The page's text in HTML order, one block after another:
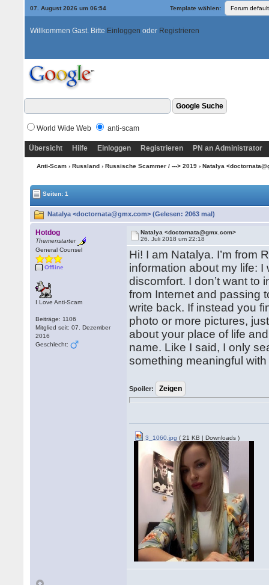
07. August 2026 um 06:54 Template wählen:
Willkommen Gast. Bitte Einloggen oder Registrieren
World Wide Web anti-scam
Übersicht Hilfe Einloggen Registrieren PN an Administrator
Anti-Scam› Russland› Russische Scammer / ---> 2019› Natalya
Seiten: 1
Natalya <doctornata@gmx.com> (Gelesen: 2063 mal)
Hotdog
Themenstarter
General Counsel
Offline
I Love Anti-Scam
Beiträge: 1106
Mitglied seit: 07. Dezember
2016
Geschlecht:
Natalya <doctornata@gmx.com>
26. Juli 2018 um 22:18
Hi! I am Natalya. I’m from
information about my life:
discomfort. I don’t want to
from Internet and passing
write back. If instead you
photo or more pictures,
about your place of life
name. Like I said, I only
something meaningful
Spoiler:
3_1060.jpg ( 21 KB | Downloads )